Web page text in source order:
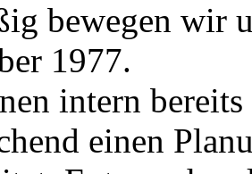
bewegen wir
1977.
intern
einen